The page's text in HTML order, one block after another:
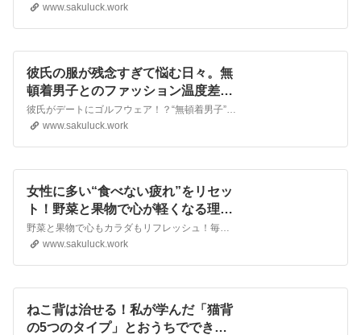
www.sakuluck.work
彼氏の服が残念すぎて悩む日々。無
頓着男子とのファッション温度差を
楽しむヒント |
彼氏がデートにゴルフウェア！？“無頓着男子”との日常から見えること 彼のファッションセンスにびっくりした瞬間 ゴルフウェアで現れた彼に思わず絶句 シーンに合わない服装のもどかしさ 一緒にいて恥ずかしいと感じた正直な気持ち 解説・体験談私の彼
www.sakuluck.work
女性に多い“食べない疲れ”をリセッ
ト！野菜と果物で心が軽くなる理由
|
野菜と果物で心もカラダもリフレッシュ！毎日の「ちょっと意識」がもたらすメンタルの変化 毎日、野菜と果物をちゃんと食べていますか？ 食生活の中でつい不足しがちになる野菜や果物 「忙しいから」「面倒だから」と後回しにしやすい バランスよく食べる
www.sakuluck.work
ねこ背は治せる！私が学んだ「猫背
の5つのタイプ」とおうちでできる